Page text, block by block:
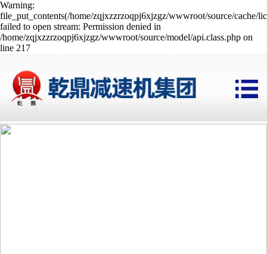
Warning:
file_put_contents(/home/zqjxzzrzoqpj6xjzgz/wwwroot/source/cache/
failed to open stream: Permission denied in
/home/zqjxzzrzoqpj6xjzgz/wwwroot/source/model/api.class.php on
line 217